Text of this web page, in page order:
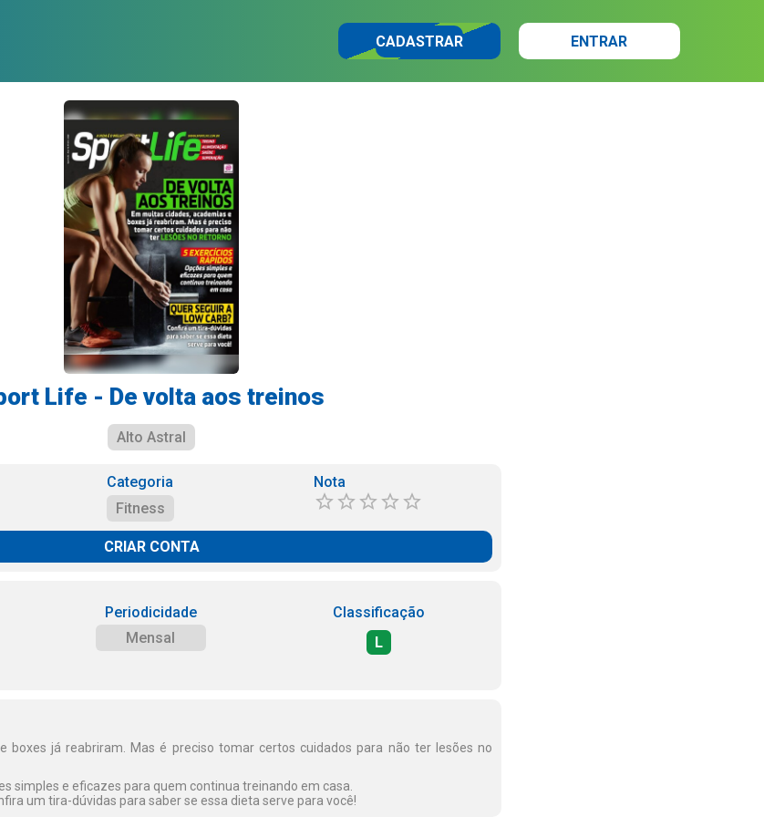
CADASTRAR ENTRAR
Life - De volta aos treinos
Alto Astral
Categoria
Fitness
Nota
CRIAR CONTA
Periodicidade
Mensal
Classificação
L
boxes já reabriram. Mas é preciso tomar certos cuidados para não ter lesões no
simples e eficazes para quem continua treinando em casa.
um tira-dúvidas para saber se essa dieta serve para você!